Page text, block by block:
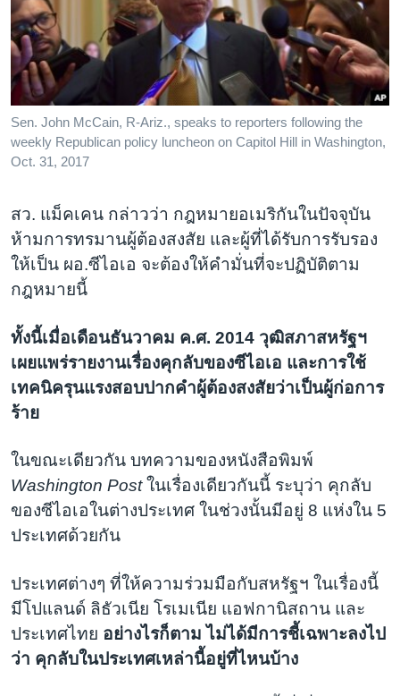
Sen. John McCain, R-Ariz., speaks to reporters following the
weekly Republican policy luncheon on Capitol Hill in Washington,
Oct. 31, 2017
สว. แม็คเคน กล่าวว่า กฎหมายอเมริกันในปัจจุบัน
ห้ามการทรมานผู้ต้องสงสัย และผู้ที่ได้รับการรับรอง
ให้เป็น ผอ.ซีไอเอ จะต้องให้คำมั่นที่จะปฏิบัติตาม
กฎหมายนี้
ทั้งนี้เมื่อเดือนธันวาคม ค.ศ. 2014 วุฒิสภาสหรัฐฯ
เผยแพร่รายงานเรื่องคุกลับของซีไอเอ และการใช้
เทคนิครุนแรงสอบปากคำผู้ต้องสงสัยว่าเป็นผู้ก่อการ
ร้าย
ในขณะเดียวกัน บทความของหนังสือพิมพ์
Washington Postในเรื่องเดียวกันนี้ ระบุว่า คุกลับ
ของซีไอเอในต่างประเทศ ในช่วงนั้นมีอยู่ 8 แห่งใน 5
ประเทศด้วยกัน
ประเทศต่างๆ ที่ให้ความร่วมมือกับสหรัฐฯ ในเรื่องนี้
มีโปแลนด์ ลิธัวเนีย โรเมเนีย แอฟกานิสถาน และ
ประเทศไทย อย่างไรก็ตาม ไม่ได้มีการชี้เฉพาะลงไป
ว่า คุกลับในประเทศเหล่านี้อยู่ที่ไหนบ้าง